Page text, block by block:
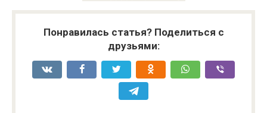
Понравилась статья? Поделиться с
друзьями: